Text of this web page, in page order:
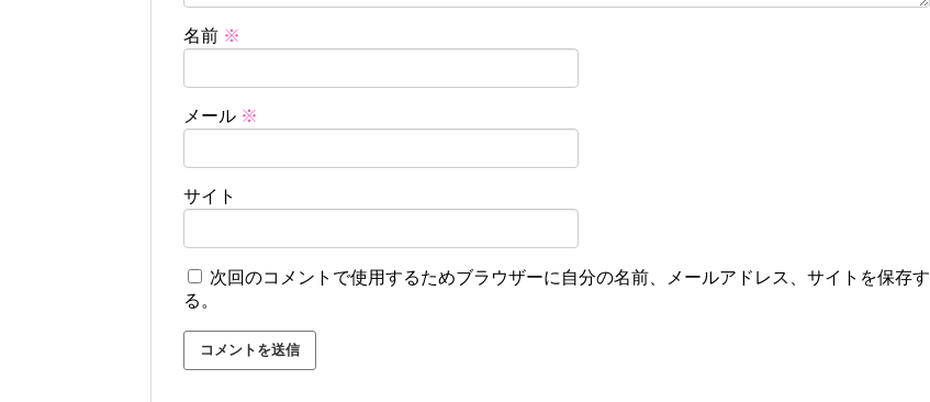
名前 ※
メール ※
サイト
次回のコメントで使用するためブラウザーに自分の名前、メールアドレス、サイトを保存す
る。